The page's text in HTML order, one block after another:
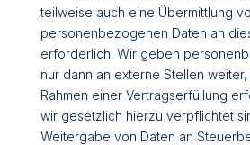
teilweise auch eine Übermittlung
personenbezogenen Daten an
erforderlich. Wir geben
nur dann an externe Stellen
Rahmen einer Vertragserfüllung
wir gesetzlich hierzu verpflichtet
Weitergabe von Daten an